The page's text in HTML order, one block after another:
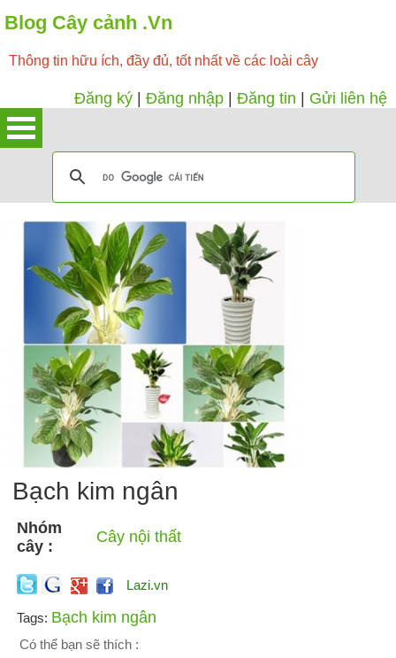
Blog Cây cảnh .Vn
Thông tin hữu ích, đầy đủ, tốt nhất về các loài cây
Đăng ký Đăng nhập Đăng tin Gửi liên hệ
Bạch kim ngân
Nhóm
cây :
Cây nội thất
Lazi.vn
Tags: Bạch kim ngân
Có thể bạn sẽ thích :